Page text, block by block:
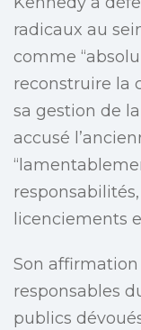
radicaux au
comme
reconstruire la
sa gestion de
accusé
licenciements
Son
responsables
publics